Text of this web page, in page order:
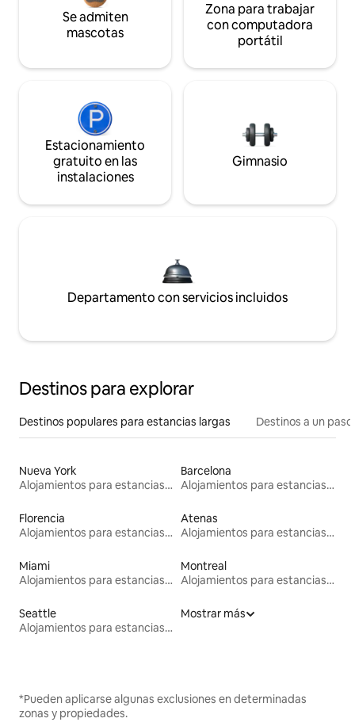
Se admiten
mascotas
Zona para trabajar
con computadora
portátil
Estacionamiento
gratuito en las
instalaciones
Gimnasio
Departamento con servicios incluidos
Destinos para explorar
Destinos populares para estancias largas Destinos a un
Nueva York
Alojamientos para estancias largas
Barcelona
Alojamientos para estancias largas
Florencia
Alojamientos para estancias largas
Atenas
Alojamientos para estancias largas
Miami
Alojamientos para estancias largas
Montreal
Alojamientos para estancias largas
Seattle
Alojamientos para estancias largas
Mostrar más
*Pueden aplicarse algunas exclusiones en determinadas
zonas y propiedades.